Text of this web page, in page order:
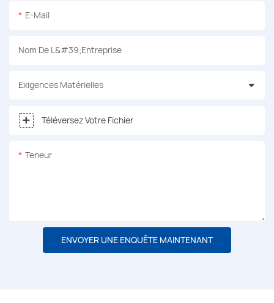
E-Mail
Nom De L&#39;entreprise
Exigences Matérielles
Téléversez Votre Fichier
Teneur
ENVOYER UNE ENQUÊTE MAINTENANT